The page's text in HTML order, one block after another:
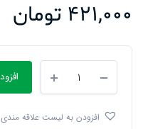
421,000 تومان
موبایل
تاشو
مدل
افزودن به لیست علاقه مندی